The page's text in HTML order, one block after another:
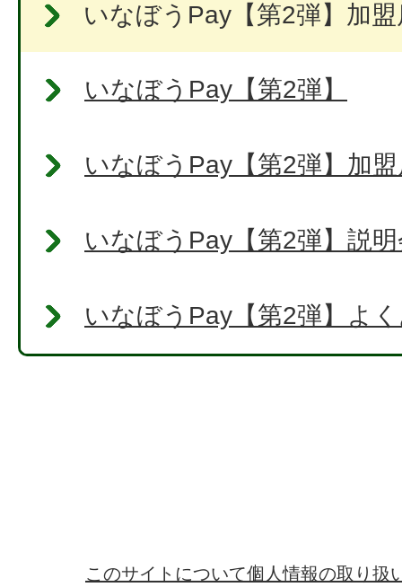
いなぼうPay【第2弾】加
いなぼうPay【第2弾】
いなぼうPay【第2弾】加
いなぼうPay【第2弾】説
いなぼうPay【第2弾】よ
このサイトについて個人情報の取り扱